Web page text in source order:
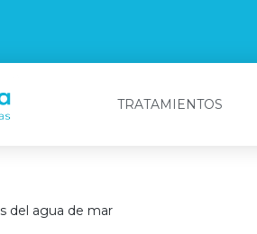
TRATAMIENTOS
del agua de mar